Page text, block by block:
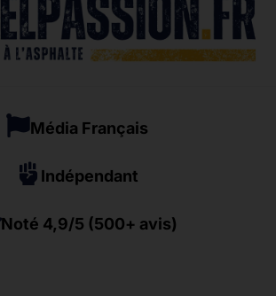
Média Français
Indépendant
Noté 4,9/5 (500+ avis)